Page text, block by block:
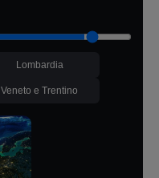
Lombardia
Veneto e Trentino